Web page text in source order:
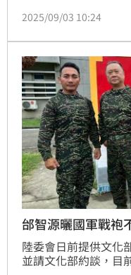
或唱和武力言論將依
吳康仁、林瑞陽、張
發。
2025/09/03 10:24
邰智源曬國軍戰
陸委會日前提供文化
並請文化部約談，目